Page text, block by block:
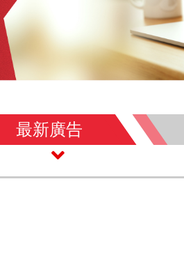
最新廣告